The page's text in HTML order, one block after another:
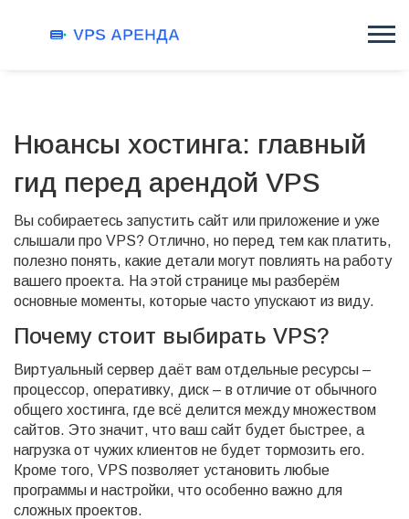
Нюансы хостинга: главный
гид перед арендой VPS
Вы собираетесь запустить сайт или приложение и уже
слышали про VPS? Отлично, но перед тем как платить,
полезно понять, какие детали могут повлиять на работу
вашего проекта. На этой странице мы разберём
основные моменты, которые часто упускают из виду.
Почему стоит выбирать VPS?
Виртуальный сервер даёт вам отдельные ресурсы –
процессор, оперативку, диск – в отличие от обычного
общего хостинга, где всё делится между множеством
сайтов. Это значит, что ваш сайт будет быстрее, а
нагрузка от чужих клиентов не будет тормозить его.
Кроме того, VPS позволяет установить любые
программы и настройки, что особенно важно для
сложных проектов.